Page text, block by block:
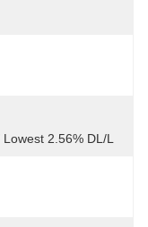
2.56% DL/L